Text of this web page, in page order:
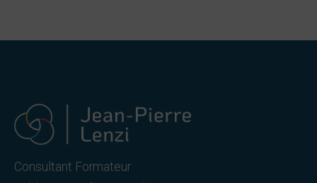
Consultant Formateur